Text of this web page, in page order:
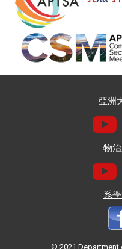
亞洲
物
系
© 2021 Department